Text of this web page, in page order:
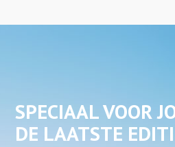
SPECIAAL VOOR
DE LAATSTE